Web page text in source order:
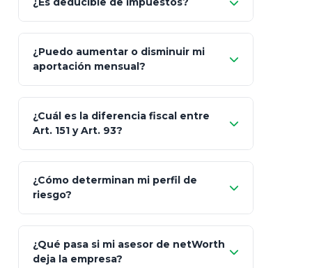
GNP (Proyecta)
Seguros Monterrey
Skandia (Crea)
MetLife (MetaLife)
Prudential
¿Puedo aumentar o disminuir mi
aportación mensual?
¿Cuál es la diferencia fiscal entre
Art. 151 y Art. 93?
Art.
93
totalmente
libres de impuestos
¿Cómo determinan mi perfil de
riesgo?
¿Qué pasa si mi asesor de netWorth
deja la empresa?